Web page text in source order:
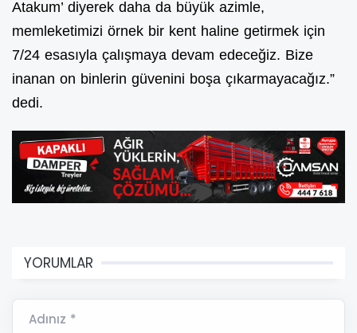
Atakum’ diyerek daha da büyük azimle,
memleketimizi örnek bir kent haline getirmek için
7/24 esasıyla çalışmaya devam edeceğiz. Bize
inanan on binlerin güvenini boşa çıkarmayacağız.”
dedi.
YORUMLAR
Adınız *